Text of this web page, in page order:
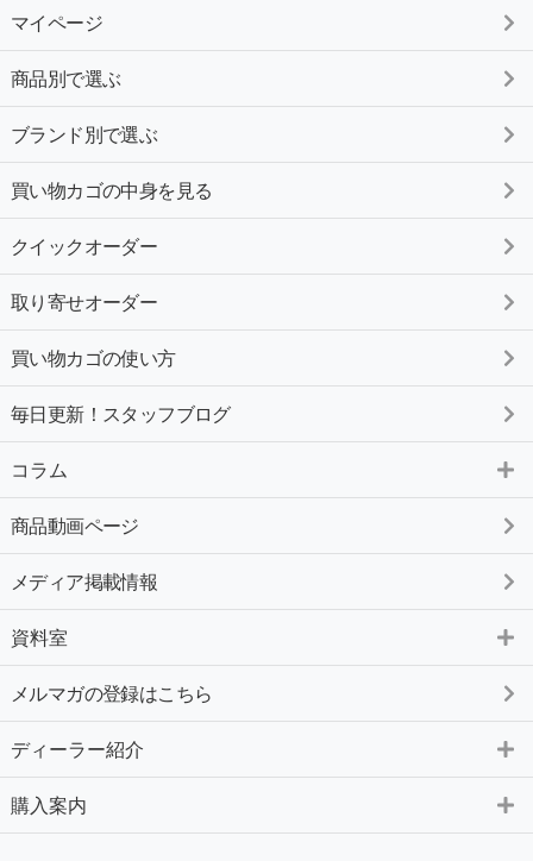
マイページ
商品別で選ぶ
ブランド別で選ぶ
買い物カゴの中身を見る
クイックオーダー
取り寄せオーダー
買い物カゴの使い方
毎日更新！スタッフブログ
コラム
商品動画ページ
メディア掲載情報
資料室
メルマガの登録はこちら
ディーラー紹介
購入案内